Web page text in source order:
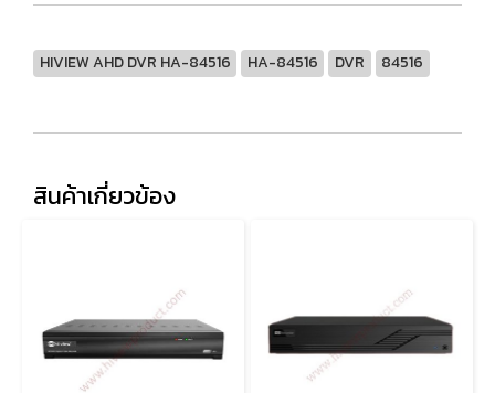
HIVIEW AHD DVR HA-84516 HA-84516 DVR 84516
สินค้าเกี่ยวข้อง